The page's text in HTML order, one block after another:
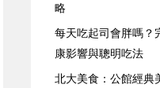
略
每天吃起司會胖嗎？
康影響與聰明吃法
北大美食：公館經典